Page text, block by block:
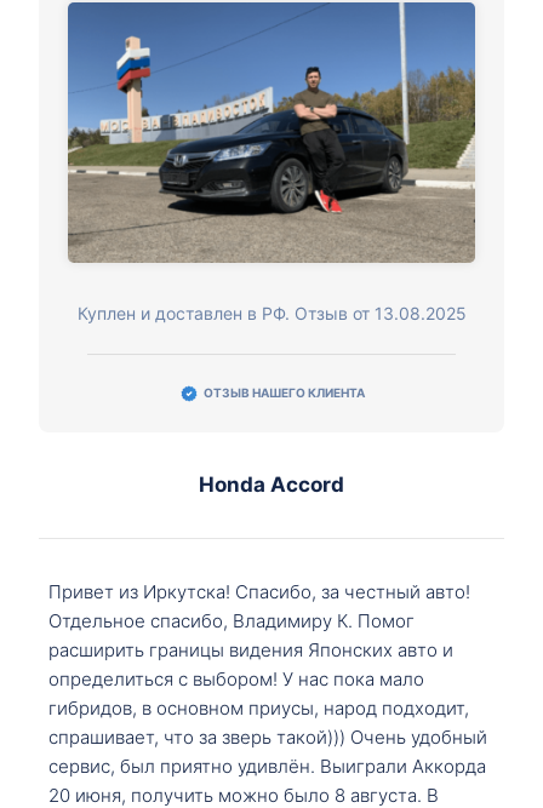
Куплен и доставлен в РФ. Отзыв от 13.08.2025
ОТЗЫВ НАШЕГО КЛИЕНТА
Honda Accord
Привет из Иркутска! Спасибо, за честный авто!
Отдельное спасибо, Владимиру К. Помог
расширить границы видения Японских авто и
определиться с выбором! У нас пока мало
гибридов, в основном приусы, народ подходит,
спрашивает, что за зверь такой))) Очень удобный
сервис, был приятно удивлён. Выиграли Аккорда
20 июня, получить можно было 8 августа. В